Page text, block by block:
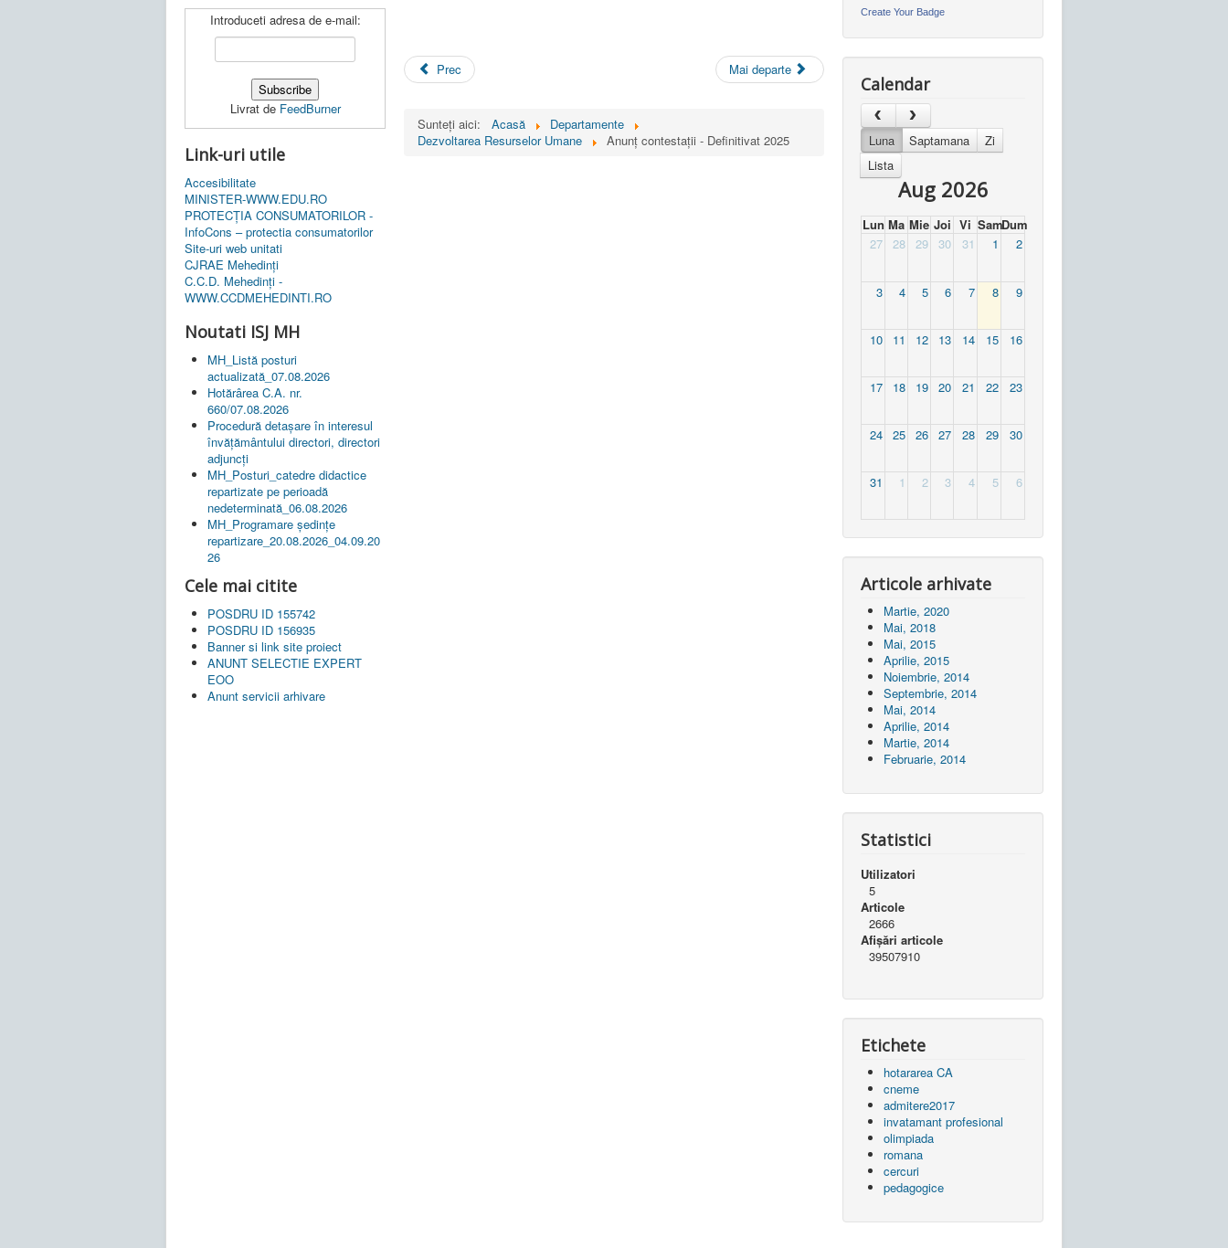
Introduceti adresa de e-mail:
Livrat de FeedBurner
Link-uri utile
Accesibilitate
MINISTER-WWW.EDU.RO
PROTECȚIA CONSUMATORILOR -
InfoCons – protectia consumatorilor
Site-uri web unitati
CJRAE Mehedinți
C.C.D. Mehedinţi -
WWW.CCDMEHEDINTI.RO
Noutati ISJ MH
MH_Listă posturi
actualizată_07.08.2026
Hotărârea C.A. nr.
660/07.08.2026
Procedură detașare în interesul
învățământului directori, directori
adjuncți
MH_Posturi_catedre didactice
repartizate pe perioadă
nedeterminată_06.08.2026
MH_Programare ședințe
repartizare_20.08.2026_04.09.20
26
Cele mai citite
POSDRU ID 155742
POSDRU ID 156935
Banner si link site proiect
ANUNT SELECTIE EXPERT
EOO
Anunt servicii arhivare
Prec Mai departe
Sunteți aici: Acasă
Departamente
Dezvoltarea Resurselor Umane
Anunț contestații - Definitivat 2025
Create Your Badge
Calendar
Luna Saptamana
Zi
Lista
Aug 2026
Lun Ma Mie Joi Vi SamDum
27
28 29 30 31 1 2
3 4 5 6 7 8 9
10 11 12 13 14 15 16
17 18 19 20 21 22 23
24 25 26 27 28 29 30
31 1 2 3 4 5 6
Articole arhivate
Martie, 2020
Mai, 2018
Mai, 2015
Aprilie, 2015
Noiembrie, 2014
Septembrie, 2014
Mai, 2014
Aprilie, 2014
Martie, 2014
Februarie, 2014
Statistici
Utilizatori
5
Articole
2666
Afișări articole
39507910
Etichete
hotararea CA
cneme
admitere2017
invatamant profesional
olimpiada
romana
cercuri
pedagogice